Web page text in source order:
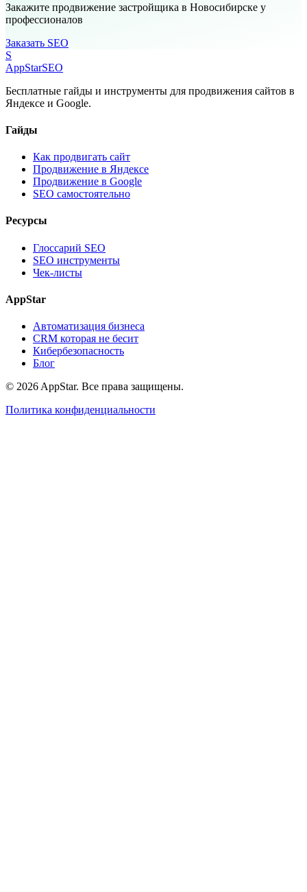
Закажите продвижение застройщика в Новосибирске у
профессионалов
Заказать SEO
S
AppStarSEO
Бесплатные гайды и инструменты для продвижения сайтов в
Яндексе и Google.
Гайды
Как продвигать сайт
Продвижение в Яндексе
Продвижение в Google
SEO самостоятельно
Ресурсы
Глоссарий SEO
SEO инструменты
Чек-листы
AppStar
Автоматизация бизнеса
CRM которая не бесит
Кибербезопасность
Блог
© 2026 AppStar. Все права защищены.
Политика конфиденциальности